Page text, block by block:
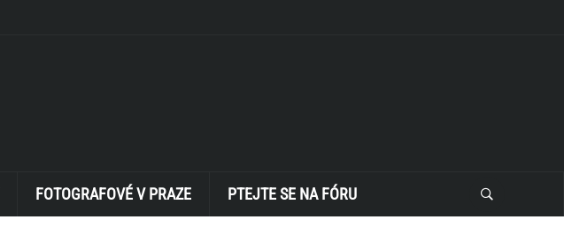
FOTOGRAFOVÉ V PRAZE PTEJTE SE NA FÓRU